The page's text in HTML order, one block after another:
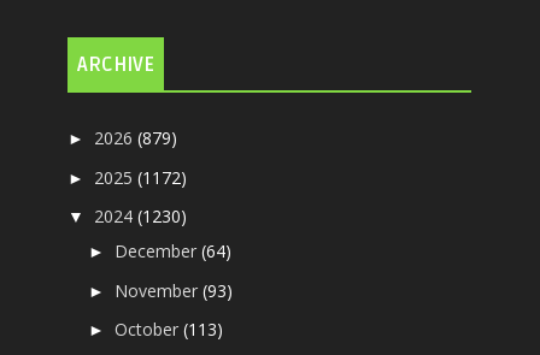
ARCHIVE
► 2026(879)
► 2025(1172)
▼ 2024(1230)
► December(64)
► November(93)
►October(113)